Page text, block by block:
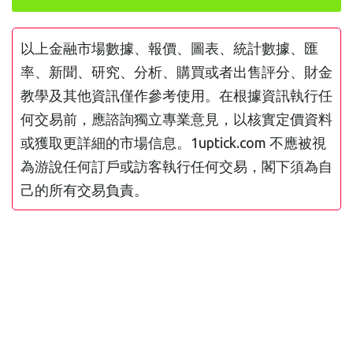
以上金融市場數據、報價、圖表、統計數據、匯
率、新聞、研究、分析、購買或者出售評分、財金
教學及其他資訊僅作參考使用。在根據資訊執行任
何交易前，應諮詢獨立專業意見，以核實定價資料
或獲取更詳細的市場信息。1uptick.com 不應被視
為游說任何訂戶或訪客執行任何交易，閣下須為自
己的所有交易負責。